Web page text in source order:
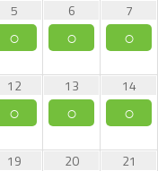
5
○
6
○
7
○
12
○
13
○
14
○
19 20 21